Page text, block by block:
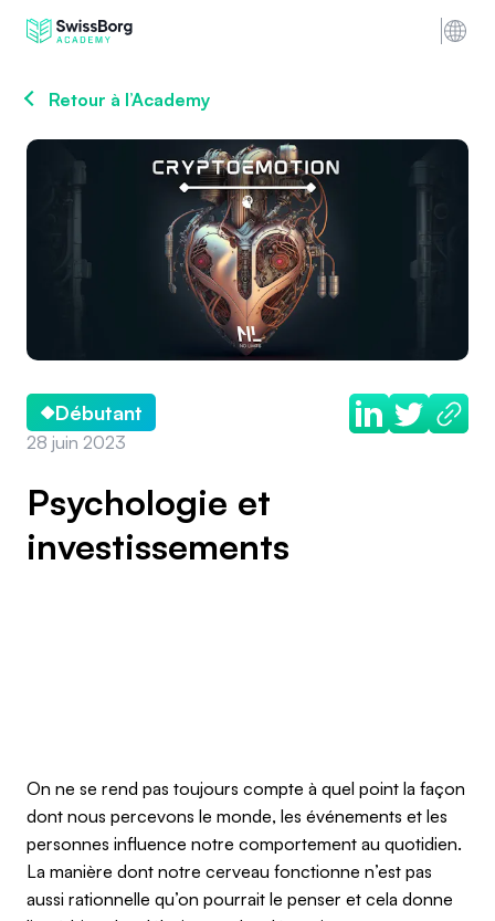
Retour à l’Academy
Débutant
28 juin 2023
Psychologie et
investissements
On ne se rend pas toujours compte à quel point la façon
dont nous percevons le monde, les événements et les
personnes influence notre comportement au quotidien.
La manière dont notre cerveau fonctionne n’est pas
aussi rationnelle qu’on pourrait le penser et cela donne